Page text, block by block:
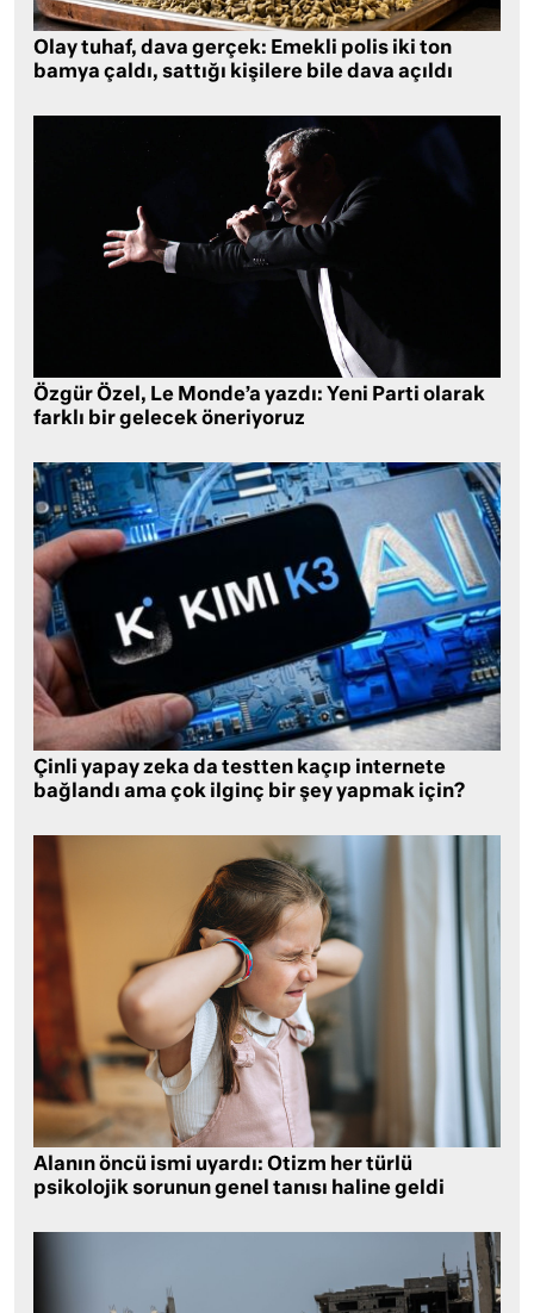
Olay tuhaf, dava gerçek: Emekli polis iki ton
bamya çaldı, sattığı kişilere bile dava açıldı
Özgür Özel, Le Monde’a yazdı: Yeni Parti olarak
farklı bir gelecek öneriyoruz
Çinli yapay zeka da testten kaçıp internete
bağlandı ama çok ilginç bir şey yapmak için?
Alanın öncü ismi uyardı: Otizm her türlü
psikolojik sorunun genel tanısı haline geldi